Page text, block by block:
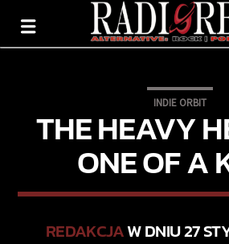
INDIE ORBIT
THE HEAVY
ONE OF A
REDAKCJAW DNIU 27